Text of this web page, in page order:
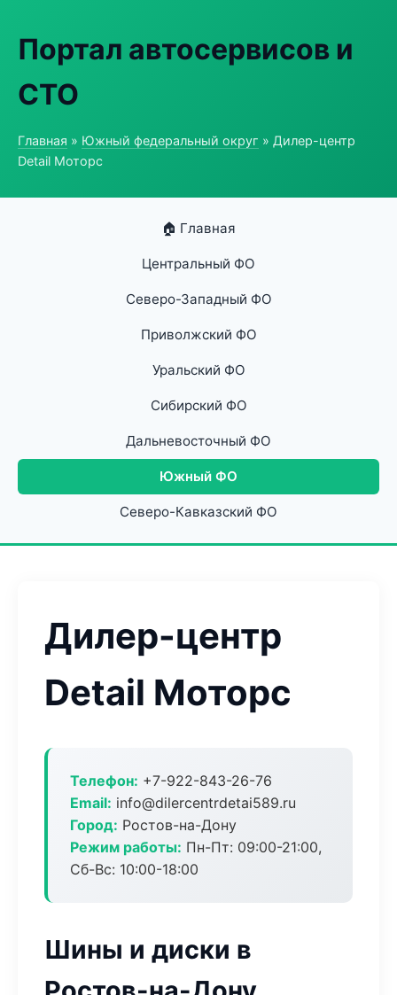
Портал автосервисов и
СТО
Главная » Южный федеральный округ » Дилер-центр
Detail Моторс
🏠 Главная
Центральный ФО
Северо-Западный ФО
Приволжский ФО
Уральский ФО
Сибирский ФО
Дальневосточный ФО
Южный ФО
Северо-Кавказский ФО
Дилер-центр
Detail Моторс
Телефон: +7-922-843-26-76
Email: info@dilercentrdetai589.ru
Город: Ростов-на-Дону
Режим работы: Пн-Пт: 09:00-21:00,
Сб-Вс: 10:00-18:00
Шины и диски в